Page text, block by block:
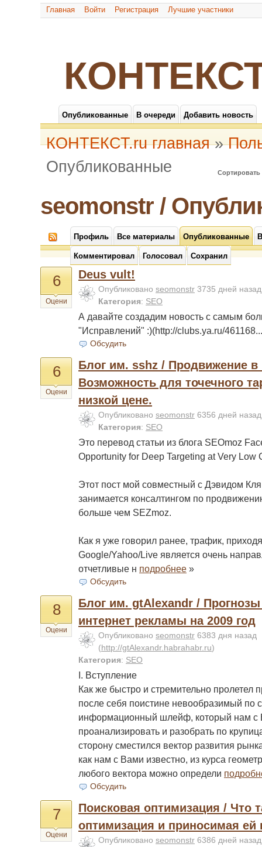
Главная Войти Регистрация Лучшие участники
Опубликованные В очереди Добавить новость
КОНТЕКСТ.ru главная»
Опубликованные
seomonstr /
Профиль Все материалы Опубликованные
Комментировал Голосовал Сохранил
6
Оцени
Deus vult!
Опубликовано seomonstr 3735 дней
Категория: SEO
А давайте создадим новость с самым
"Исправлений" :)(http://clubs.ya.ru/
Обсудить
6
Оцени
Блог им. sshz / Продвижение
Возможность для точечного
низкой цене.
Опубликовано seomonstr 6356 дней
Категория: SEO
Это перевод статьи из блога SEOmoz
Opportunity for Deep Targeting at Very Low
Этот пост мой совместный с Дэвидом
занимается консалтингом по
больше чем SEZmoz.
Как я уже говорил ранее, трафик,
Google/Yahoo/Live является очень
отчетливые н подробнее »
Обсудить
8
Оцени
Блог им. gtAlexandr /
интернет рекламы на 2009 год
Опубликовано seomonstr 6383 дня назад
(http://gtAlexandr.habrahabr.ru)
Категория: SEO
I. Вступление
Как же быстро и стремительно пролетел
после себя поистине невообразимый по
информационный шлейф, который нам с
проанализировать и разобрать по
сторону сместился вектор развития
как нам с Вами известно, из курса
любого вектора можно определи
Обсудить
7
Оцени
Поисковая оптимизация / Что
оптимизация и приносимая ей
Опубликовано seomonstr 6386 дней